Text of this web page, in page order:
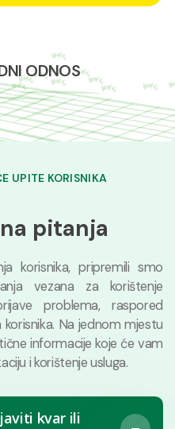
ODNOS
UPITE KORISNIKA
pitanja
korisnika, pripremili smo
vezana za korištenje
problema, raspored
Na jednom mjestu
informacije koje će vam
i korištenje usluga.
kvar ili